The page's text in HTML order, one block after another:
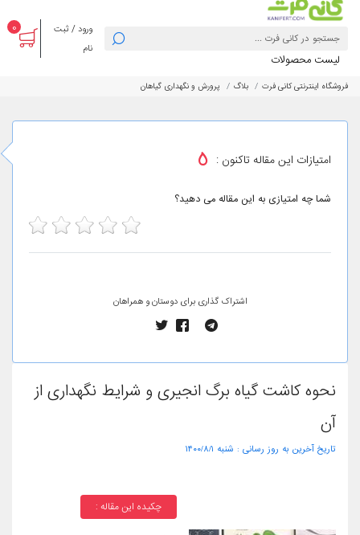
ورود / ثبت
نام
0
لیست محصولات
فروشگاه اینترنتی کانی فرت بلاگ پرورش و نگهداری گیاهان
امتیازات این مقاله تاکنون : 5
شما چه امتیازی به این مقاله می دهید؟
اشتراک گذاری برای دوستان و همراهان
نحوه کاشت گیاه برگ انجیری و شرایط نگهداری از
آن
تاریخ آخرین به روز رسانی : ۱۴۰۰/۸/۱ شنبه
چکیده این مقاله :